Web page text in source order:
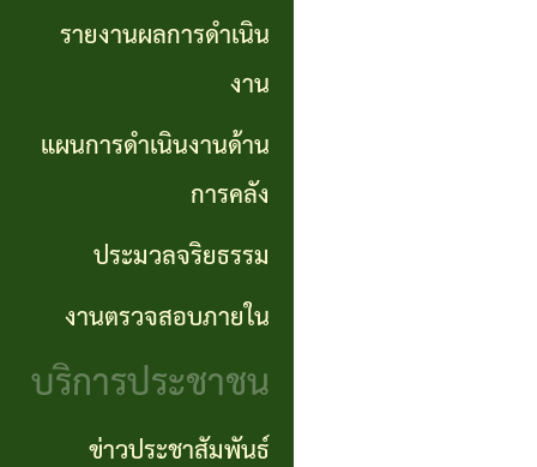
งาน
เจ้า
หน้าที่
การจัดการ
ความรู้
(Knowledge
งานด้าน
การคลัง
จริยธรรม
งาน
ตรวจ
กำลัง
แผน
ส่วน
ตำบล
รายงานผลการดำเนิน
งาน
แผนการดำเนินงานด้าน
การคลัง
ประมวลจริยธรรม
งานตรวจสอบภายใน
บริการประชาชน
ข่าวประชาสัมพันธ์